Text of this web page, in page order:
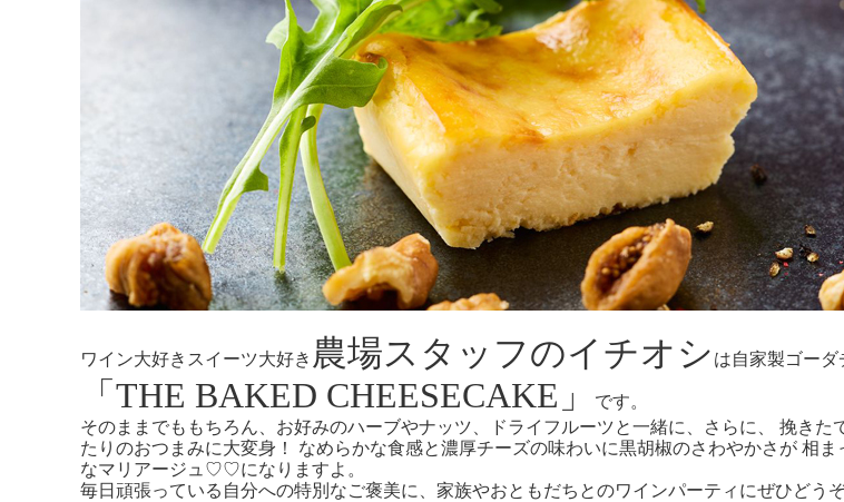
ワイン大好きスイーツ大好き 農場スタッフのイチオシ は自家製ゴーダ
「THE BAKED CHEESECAKE」
です。
そのままでももちろん、お好みのハーブやナッツ、ドライフルーツと一緒に、さらに、 挽きた
たりのおつまみに大変身！ なめらかな食感と濃厚チーズの味わいに黒胡椒のさわやかさが 相
なマリアージュ♡♡になりますよ。
毎日頑張っている自分への特別なご褒美に、家族やおともだちとのワインパーティにぜひどうぞ